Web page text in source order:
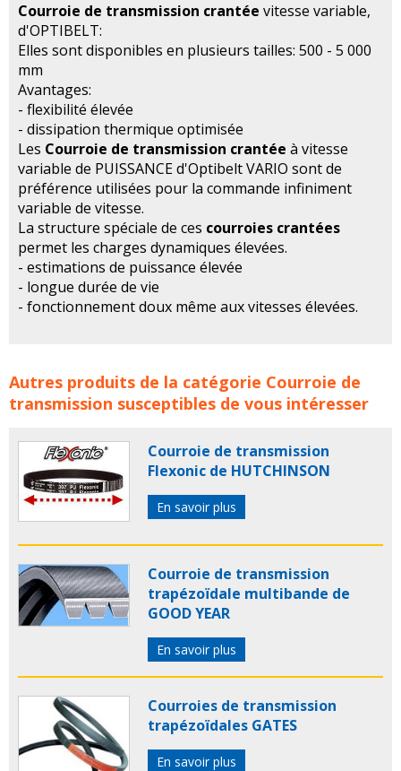
Courroie de transmission crantée vitesse variable,
d'OPTIBELT:
Elles sont disponibles en plusieurs tailles: 500 - 5 000
mm
Avantages:
- flexibilité élevée
- dissipation thermique optimisée
Les Courroie de transmission crantée à vitesse
variable de PUISSANCE d'Optibelt VARIO sont de
préférence utilisées pour la commande infiniment
variable de vitesse.
La structure spéciale de ces courroies crantées
permet les charges dynamiques élevées.
- estimations de puissance élevée
- longue durée de vie
- fonctionnement doux même aux vitesses élevées.
Courroies de transmission crantées vitesse variable
OPTIBELT concerne les familles de produits :courroie
cranteescourroie transmission crantee
courroie optibelt
optibelt courroie crantee
documentation optibeltoptibelt france
Autres produits de la catégorie Courroie de
transmission susceptibles de vous intéresser
Courroie de transmission
Flexonic de HUTCHINSON
En savoir plus
Courroie de transmission
trapézoïdale multibande de
GOOD YEAR
En savoir plus
Courroies de transmission
trapézoïdales GATES
En savoir plus